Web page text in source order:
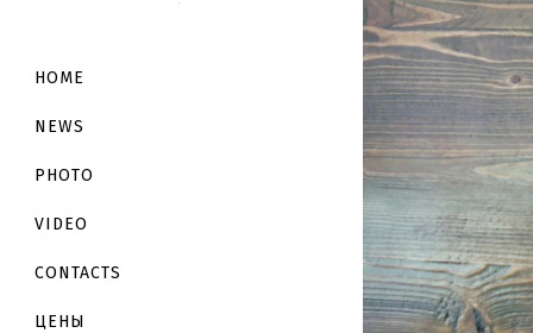
HOME
NEWS
PHOTO
VIDEO
CONTACTS
ЦЕНЫ